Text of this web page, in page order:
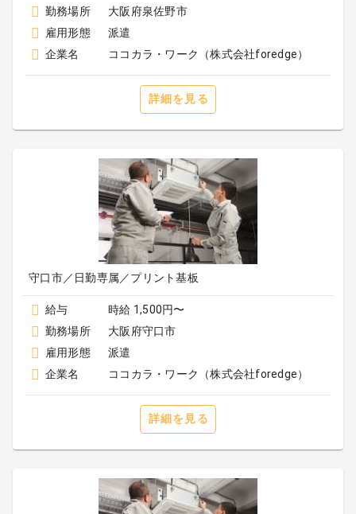
勤務場所
大阪府泉佐野市
雇用形態
派遣
企業名
ココカラ・ワーク（株式会社foredge）
詳細を見る
守口市／日勤専属／プリント基板
給与
時給 1,500円〜
勤務場所
大阪府守口市
雇用形態
派遣
企業名
ココカラ・ワーク（株式会社foredge）
詳細を見る